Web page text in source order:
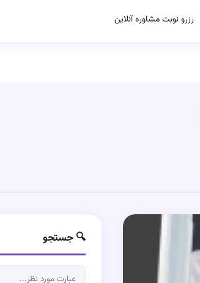
رزرو نوبت مشاوره آنلاین
🔍 جستجو